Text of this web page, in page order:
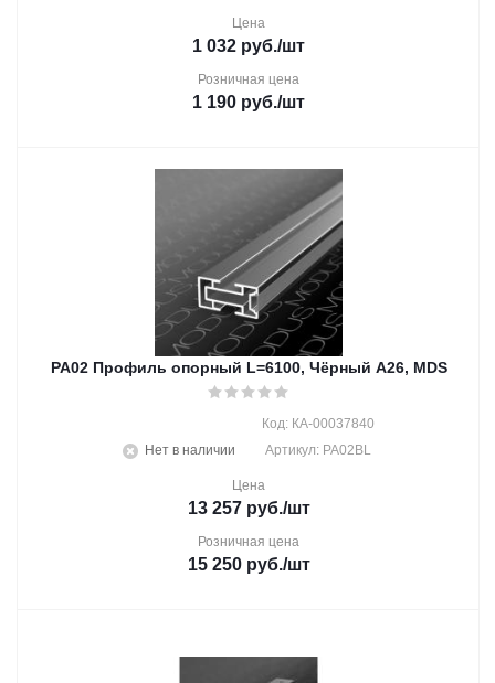
Цена
1 032 руб./шт
Розничная цена
1 190 руб./шт
PA02 Профиль опорный L=6100, Чёрный А26, MDS
Нет в наличии
Код: КА-00037840
Артикул: PA02BL
Цена
13 257руб./шт
Розничная цена
15 250руб./шт